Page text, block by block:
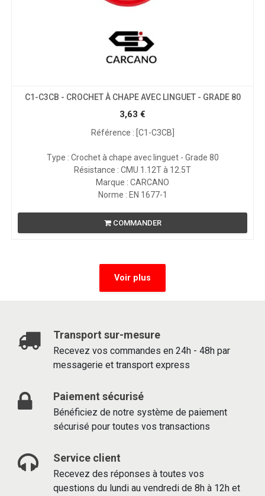
C1-C3CB - CROCHET À CHAPE AVEC LINGUET - GRADE 80
3,63 €
Référence : [C1-C3CB]
Type : Crochet à chape avec linguet - Grade 80
Résistance : CMU 1.12T à 12.5T
Marque : CARCANO
Norme : EN 1677-1
COMMANDER
Voir plus
Transport sur-mesure
Recevez vos commandes en 24h - 48h par
messagerie et transport express
Paiement sécurisé
Bénéficiez de notre système de paiement
sécurisé pour toutes vos transactions
Service client
Recevez des réponses à toutes vos
questions du lundi au vendredi de 8h à 12h et